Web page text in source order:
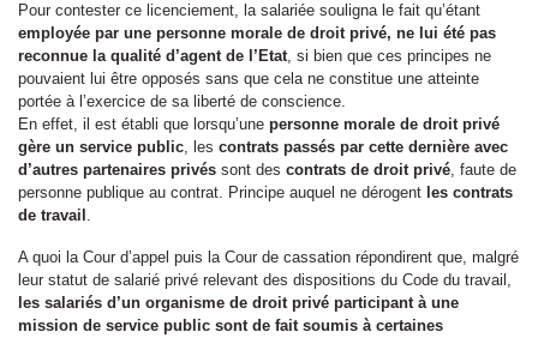
Pour contester ce licenciement, la salariée souligna le fait qu’étant
employée par une personne morale de droit privé, ne lui été pas
reconnue la qualité d’agent de l’Etat, si bien que ces principes ne
pouvaient lui être opposés sans que cela ne constitue une atteinte
portée à l’exercice de sa liberté de conscience.
En effet, il est établi que lorsqu’une personne morale de droit privé
gère un service public, les contrats passés par cette dernière avec
d’autres partenaires privés sont des contrats de droit privé, faute de
personne publique au contrat. Principe auquel ne dérogent les contrats
de travail .
A quoi la Cour d’appel puis la Cour de cassation répondirent que, malgré
leur statut de salarié privé relevant des dispositions du Code du travail,
les salariés d’un organisme de droit privé participant à une
mission de service public sont de fait soumis à certaines